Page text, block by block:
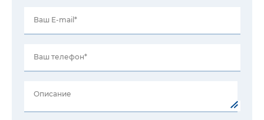
Ваш E-mail*
Ваш телефон*
Описание